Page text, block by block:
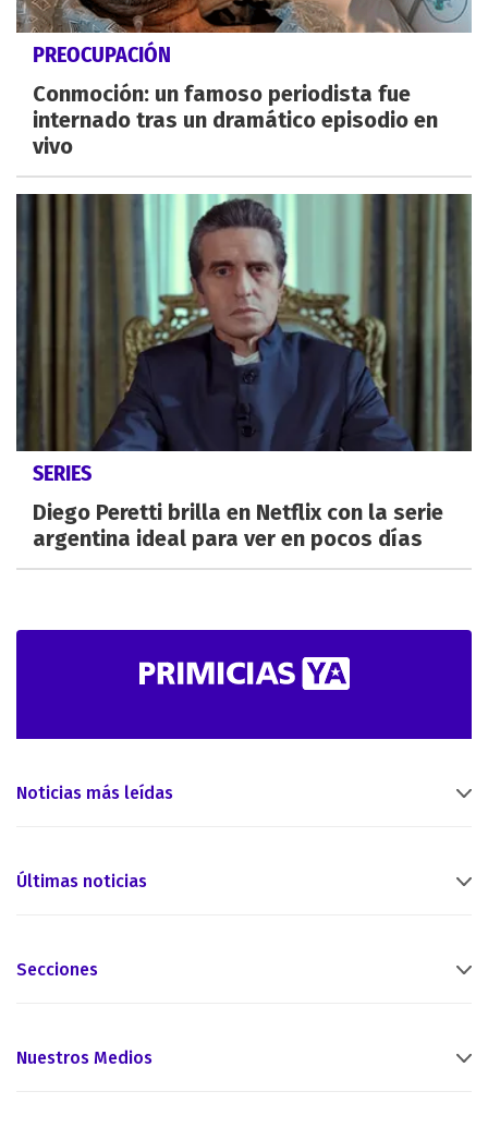
PREOCUPACIÓN
Conmoción: un famoso periodista fue
internado tras un dramático episodio en
vivo
SERIES
Diego Peretti brilla en Netflix con la serie
argentina ideal para ver en pocos días
Noticias más leídas
Últimas noticias
Secciones
Nuestros Medios